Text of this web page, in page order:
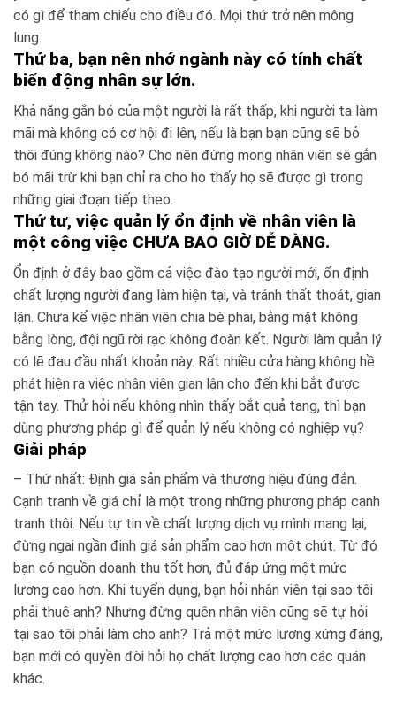
có gì để tham chiếu cho điều đó. Mọi thứ trở nên mông
lung.
Thứ ba, bạn nên nhớ ngành này có tính chất
biến động nhân sự lớn.
Khả năng gắn bó của một người là rất thấp, khi người ta làm
mãi mà không có cơ hội đi lên, nếu là bạn bạn cũng sẽ bỏ
thôi đúng không nào? Cho nên đừng mong nhân viên sẽ gắn
bó mãi trừ khi bạn chỉ ra cho họ thấy họ sẽ được gì trong
những giai đoạn tiếp theo.
Thứ tư, việc quản lý ổn định về nhân viên là
một công việc CHƯA BAO GIỜ DỄ DÀNG.
Ổn định ở đây bao gồm cả việc đào tạo người mới, ổn định
chất lượng người đang làm hiện tại, và tránh thất thoát, gian
lận. Chưa kể việc nhân viên chia bè phái, bằng mặt không
bằng lòng, đội ngũ rời rạc không đoàn kết. Người làm quản lý
có lẽ đau đầu nhất khoản này. Rất nhiều cửa hàng không hề
phát hiện ra việc nhân viên gian lận cho đến khi bắt được
tận tay. Thử hỏi nếu không nhìn thấy bắt quả tang, thì bạn
dùng phương pháp gì để quản lý nếu không có nghiệp vụ?
Giải pháp
– Thứ nhất: Định giá sản phẩm và thương hiệu đúng đắn.
Cạnh tranh về giá chỉ là một trong những phương pháp cạnh
tranh thôi. Nếu tự tin về chất lượng dịch vụ mình mang lại,
đừng ngại ngần định giá sản phẩm cao hơn một chút. Từ đó
bạn có nguồn doanh thu tốt hơn, đủ đáp ứng một mức
lương cao hơn. Khi tuyển dụng, bạn hỏi nhân viên tại sao tôi
phải thuê anh? Nhưng đừng quên nhân viên cũng sẽ tự hỏi
tại sao tôi phải làm cho anh? Trả một mức lương xứng đáng,
bạn mới có quyền đòi hỏi họ chất lượng cao hơn các quán
khác.